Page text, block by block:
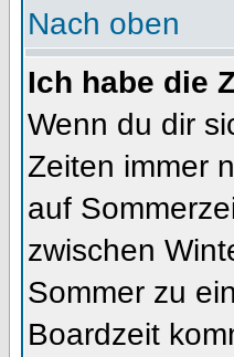
Nach oben
Ich habe die
Wenn du dir
Zeiten immer
auf
zwischen
Sommer zu
Boardzeit